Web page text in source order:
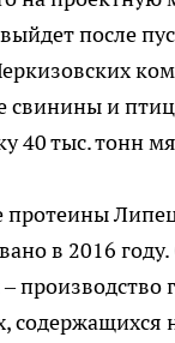
после
свинины и
40 тыс. тонн
протеины
в 2016
производство
содержащихся